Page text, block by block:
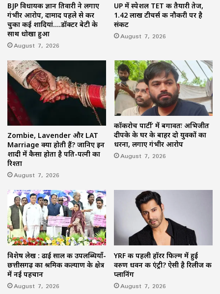
BJP विधायक ज्ञान तिवारी ने लगाए
गंभीर आरोप, दामाद पहले से कर
चुका कई शादियां….डॉक्टर बेटी के
साथ धोखा हुआ
August 7, 2026
UP में स्पेशल TET की तैयारी तेज,
1.42 लाख टीचर्स की नौकरी पर है
संकट
August 7, 2026
Zombie, Lavender और LAT
Marriage क्या होती हैं? जानिए इन
शादी में कैसा होता है पति-पत्नी का
रिश्ता
August 7, 2026
कॉकरोच पार्टी’ में बगावतः अभिजीत
दीपके के घर के बाहर दो युवकों का
धरना, लगाए गंभीर आरोप
August 7, 2026
विशेष लेख : ढाई साल की उपलब्धियाँ-
छत्तीसगढ़ का श्रमिक कल्याण के क्षेत्र
में नई पहचान
August 7, 2026
YRF की पहली हॉरर फिल्म में हुई
वरुण धवन की एंट्री? ऐसी है रिलीज की
प्लानिंग
August 7, 2026